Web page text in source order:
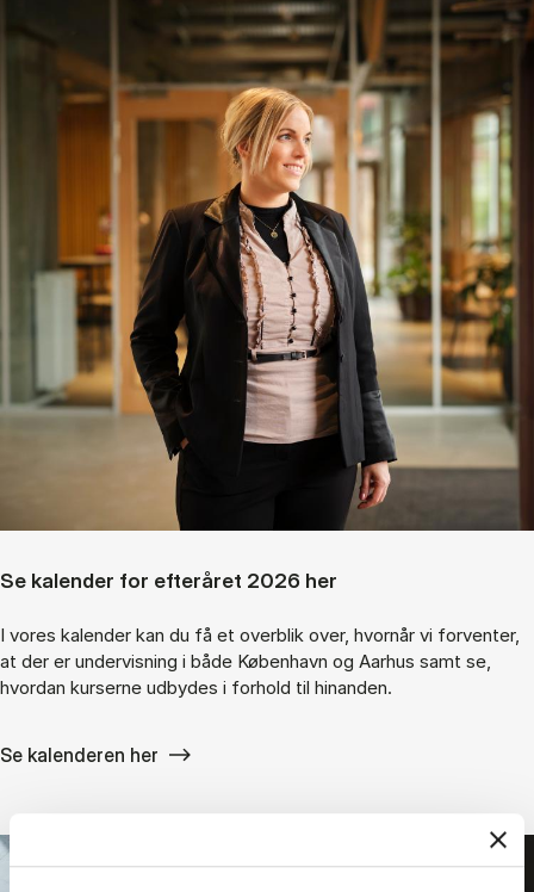
Se kalender for efteråret 2026 her
I vores kalender kan du få et overblik over, hvornår vi forventer,
at der er undervisning i både København og Aarhus samt se,
hvordan kurserne udbydes i forhold til hinanden.
Se kalenderen her